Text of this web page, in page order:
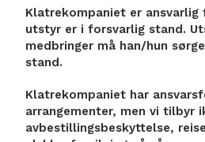
Klatrekompaniet er
utstyr er i forsvarlig stand.
medbringer må han/hun
stand.
Klatrekompaniet har
arrangementer, men vi tilbyr
avbestillingsbeskyttelse,